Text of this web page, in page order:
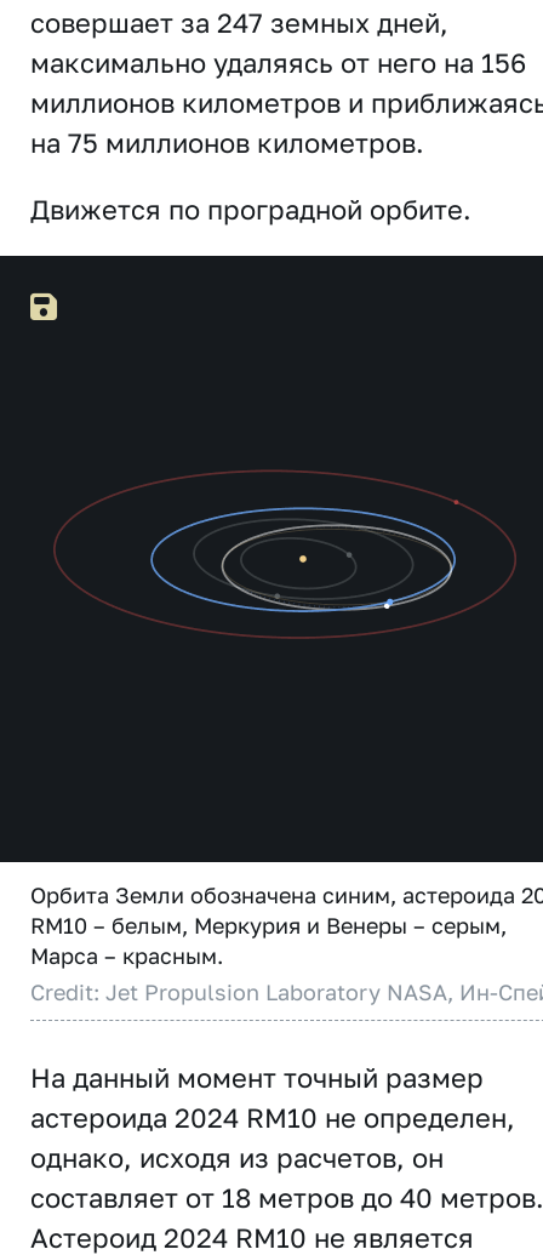
совершает за 247 земных дней,
максимально удаляясь от него на 156
миллионов километров и
на 75 миллионов километров.
Движется по проградной орбите.
Орбита Земли обозначена синим, астероида
RM10 – белым, Меркурия и Венеры – серым,
Марса – красным.
Credit: Jet Propulsion Laboratory NASA, Ин-
На данный момент точный размер
астероида 2024 RM10 не определен,
однако, исходя из расчетов, он
составляет от 18 метров до 40 метров.
Астероид 2024 RM10 не является